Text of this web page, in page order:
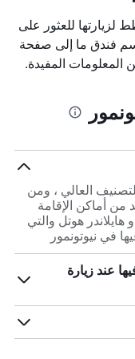
لزيارتها للعثور على
اسم فندق ما إلى صفحة
المعلومات المفيدة.
العالي ، ومن
والمصنف حالياً 9.2.لمزيد من أماكن الإقامة
هوتل والتي
في نيوتونمور
عند زيارة